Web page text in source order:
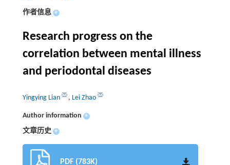
作者信息 +
Research progress on the
correlation between mental illness
and periodontal diseases
Yingying Lian , Lei Zhao
Author information +
文章历史 +
PDF (783K)